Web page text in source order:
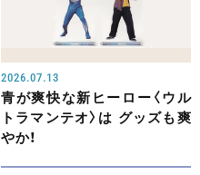
2026.07.13
青が爽快な新ヒーロー〈ウル
トラマンテオ〉は グッズも爽
やか！